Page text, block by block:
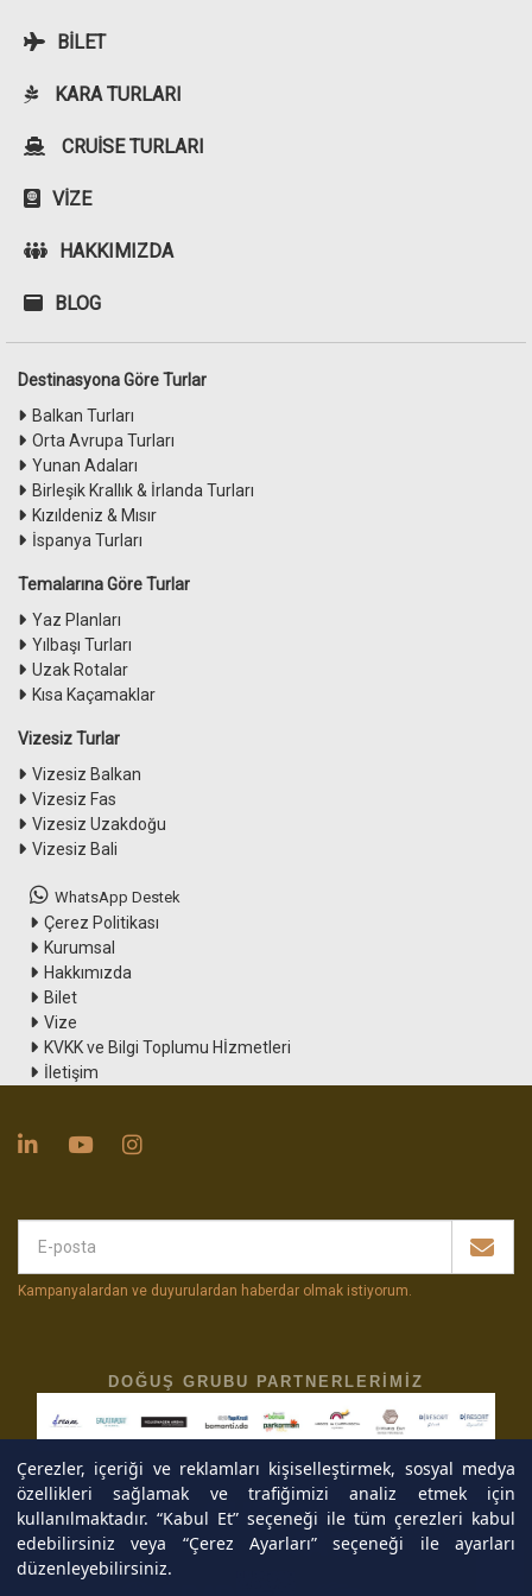
Çerezler, içeriği ve reklamları kişiselleştirmek, sosyal medya
özellikleri sağlamak ve trafiğimizi analiz etmek için
kullanılmaktadır. “Kabul Et” seçeneği ile tüm çerezleri kabul
edebilirsiniz veya “Çerez Ayarları” seçeneği ile ayarları
düzenleyebilirsiniz.
BILET
KARA TURLARI
CRUISE TURLARI
VIZE
HAKKIMIZDA
BLOG
Destinasyona Göre Turlar
Balkan Turları
Orta Avrupa Turları
Yunan Adaları
Birleşik Krallık & İrlanda Turları
Kızıldeniz & Mısır
İspanya Turları
Temalarına Göre Turlar
Yaz Planları
Yılbaşı Turları
Uzak Rotalar
Kısa Kaçamaklar
Vizesiz Turlar
Vizesiz Balkan
Vizesiz Fas
Vizesiz Uzakdoğu
Vizesiz Bali
WhatsApp Destek
Çerez Politikası
Kurumsal
Hakkımızda
Bilet
Vize
KVKK ve Bilgi Toplumu Hİzmetleri
İletişim
Kampanyalardan ve duyurulardan haberdar olmak istiyorum.
DOĞUŞ GRUBU PARTNERLERIMIZ